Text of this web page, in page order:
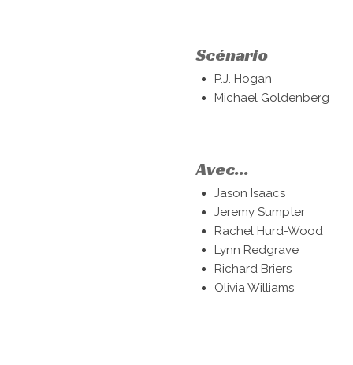
Scénario
P.J. Hogan
Michael Goldenberg
Avec...
Jason Isaacs
Jeremy Sumpter
Rachel Hurd-Wood
Lynn Redgrave
Richard Briers
Olivia Williams